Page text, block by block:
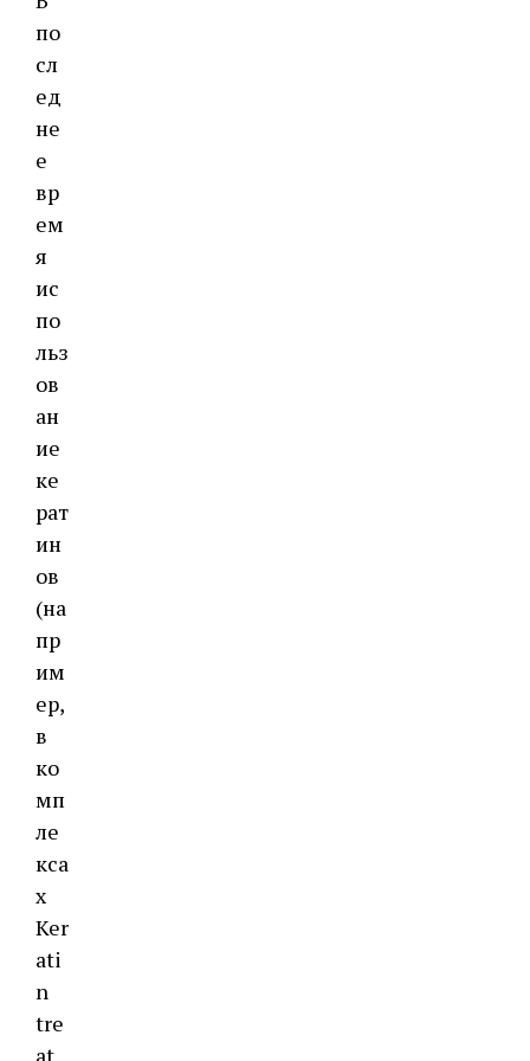
по
сл
ед
не
е
вр
ем
я
ис
по
льз
ов
ан
ие
ке
рат
ин
ов
(на
пр
им
ер,
в
ко
мп
ле
кса
х
Ker
ati
n
tre
at